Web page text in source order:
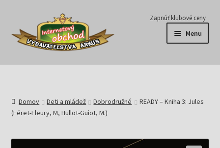
Preskočiť
navigáciu
Preskočiť
obsah
Zapnúť klubové ceny
Menu
Série
E-knihy
Predplatné
Domov Deti a mládež Dobrodružné
READY – Kniha 3: Jules
(Féret-Fleury, M, Hullot-Guiot, M.)